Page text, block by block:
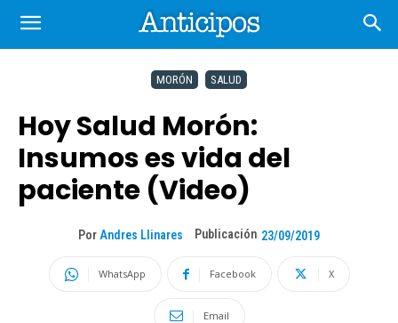
MORÓN SALUD
Hoy Salud Morón:
Insumos es vida del
paciente (Video)
Por Andres Llinares Publicación 23/09/2019
WhatsApp Facebook X
Email